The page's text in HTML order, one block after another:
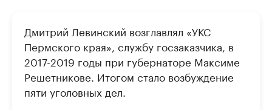
Дмитрий Левинский возглавлял «УКС
Пермского края», службу госзаказчика, в
2017-2019 годы при губернаторе Максиме
Решетникове. Итогом стало возбуждение
пяти уголовных дел.